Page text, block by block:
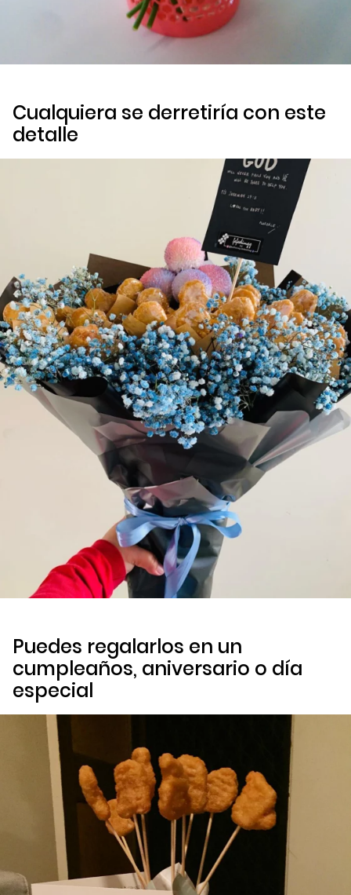
Cualquiera se derretiría con este
detalle
Puedes regalarlos en un
cumpleaños, aniversario o día
especial